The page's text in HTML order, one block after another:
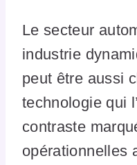
Le secteur
industrie
peut être aussi
technologie qui
contraste
opérationnelles